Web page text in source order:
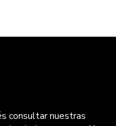
consultar nuestras